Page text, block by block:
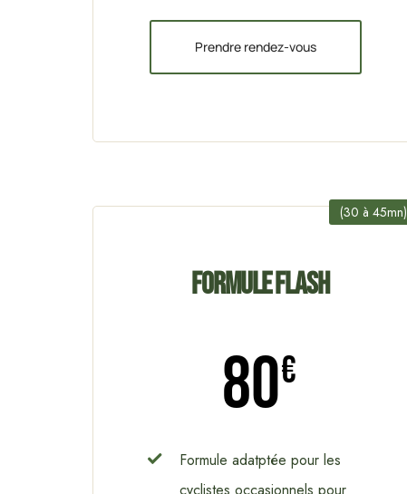
Prendre rendez-vous
(30 à 45mn)
Formule Flash
80€
Formule adatptée pour les